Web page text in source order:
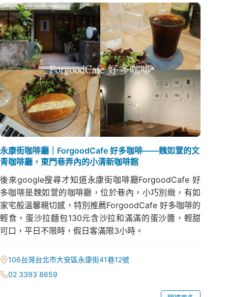
永康街咖啡廳｜ForgoodCafe 好多咖啡——魏如萱的文
青咖啡廳，東門巷弄內的小清新咖啡館
後來google搜尋才知道永康街咖啡廳ForgoodCafe 好
多咖啡是魏如萱的咖啡廳，位於巷內，小巧別緻，有如
家宅般溫馨親切感，特別推薦ForgoodCafe 好多咖啡的
輕食，蛋沙拉麵包130元含沙拉和滿滿的蛋沙醬，輕甜
可口，平日不限時，假日客滿限3小時。
106台灣台北市大安區永康街41巷12號
02 3393 8659